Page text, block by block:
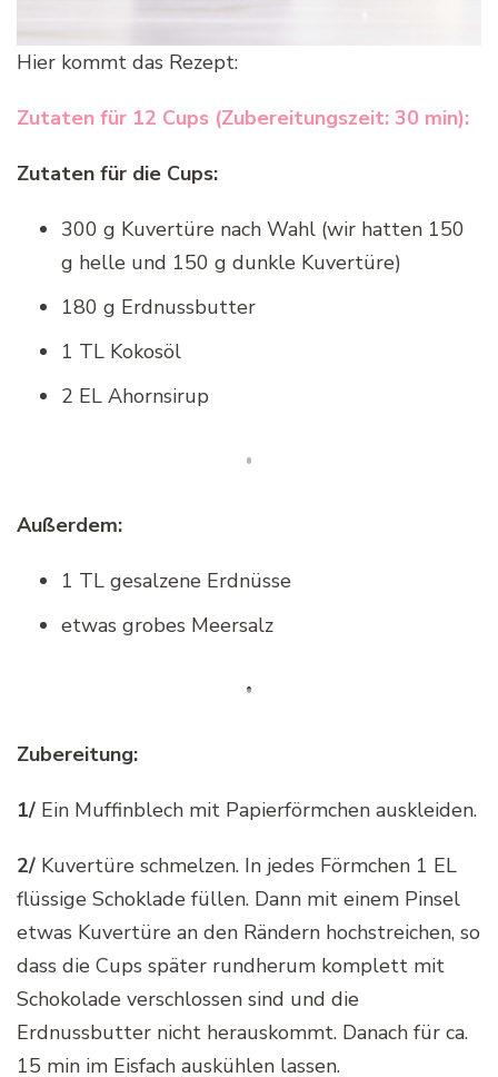
Hier kommt das Rezept:
Zutaten für 12 Cups (Zubereitungszeit: 30 min):
Zutaten für die Cups:
300 g Kuvertüre nach Wahl (wir hatten 150
g helle und 150 g dunkle Kuvertüre)
180 g Erdnussbutter
1 TL Kokosöl
2 EL Ahornsirup
Außerdem:
1 TL gesalzene Erdnüsse
etwas grobes Meersalz
Zubereitung:
1/ Ein Muffinblech mit Papierförmchen auskleiden.
2/ Kuvertüre schmelzen. In jedes Förmchen 1 EL
flüssige Schoklade füllen. Dann mit einem Pinsel
etwas Kuvertüre an den Rändern hochstreichen, so
dass die Cups später rundherum komplett mit
Schokolade verschlossen sind und die
Erdnussbutter nicht herauskommt. Danach für ca.
15 min im Eisfach auskühlen lassen.